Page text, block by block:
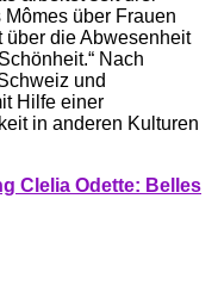
über Frauen
über die Abwesenheit
Nach
und
Hilfe einer
in anderen Kulturen
Clelia Odette: Belles